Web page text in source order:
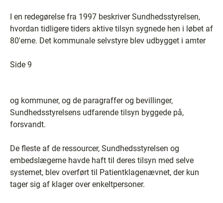
I en redegørelse fra 1997 beskriver Sundhedsstyrelsen,
hvordan tidligere tiders aktive tilsyn sygnede hen i løbet af
80'erne. Det kommunale selvstyre blev udbygget i amter
Side 9
og kommuner, og de paragraffer og bevillinger,
Sundhedsstyrelsens udfarende tilsyn byggede på,
forsvandt.
De fleste af de ressourcer, Sundhedsstyrelsen og
embedslægerne havde haft til deres tilsyn med selve
systemet, blev overført til Patientklagenævnet, der kun
tager sig af klager over enkeltpersoner.